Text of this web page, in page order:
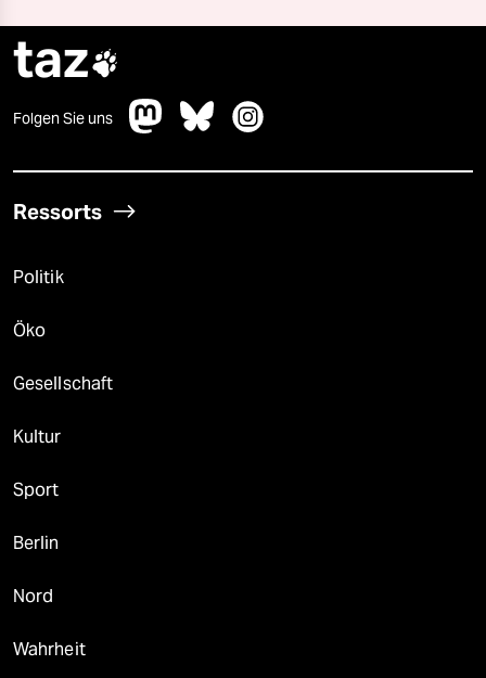
taz
Folgen Sie uns
Ressorts
Politik
Öko
Gesellschaft
Kultur
Sport
Berlin
Nord
Wahrheit